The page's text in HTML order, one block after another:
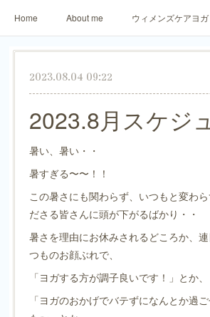
Home About me ウィメンズケアヨガ
アロマリラックスヨガ パーソナトレーニング
2023.08.04 09:22
2023.8月スケジ
暑い、暑い・・
暑すぎる〜〜！！
この暑さにも関わらず、いつもと変わ
ださる皆さんに頭が下がるばかり・・
暑さを理由にお休みされるどころか、
つものお顔ぶれで、
「ヨガする方が調子良いです！」とか、
「ヨガのおかげでバテずになんとか過